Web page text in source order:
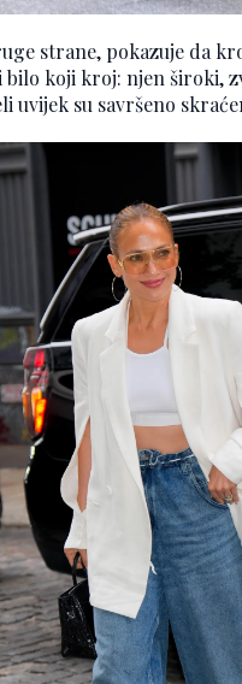
strane, pokazuje da
bilo koji kroj: njen široki,
uvijek su savršeno